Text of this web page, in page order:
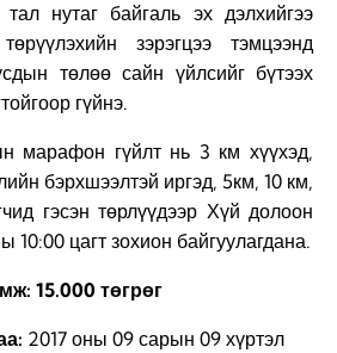
нутаг байгаль эх дэлхийгээ
зэрэгцээ тэмцээнд
төлөө сайн үйлсийг бүтээх
гүйнэ.
марафон гүйлт нь 3 км хүүхэд,
бэрхшээлтэй иргэд, 5км, 10 км,
гэсэн төрлүүдээр Хүй долоон
10:00 цагт зохион байгуулагдана.
15.000 төгрөг
2017 оны 09 сарын 09 хүртэл